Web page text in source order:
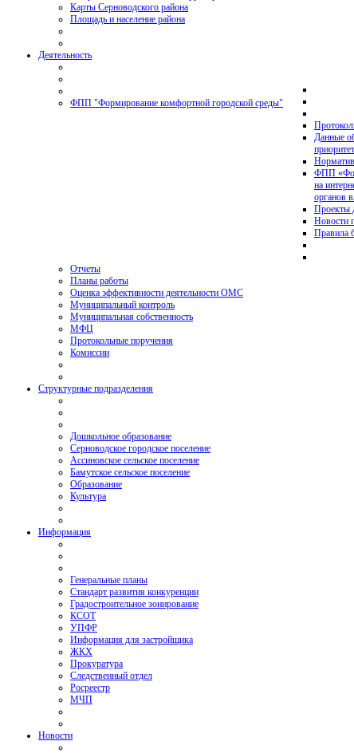
Карты Серноводского района
Площадь и население района
Деятельность
ФПП "Формирование комфортной городской среды"
Данные
ФПП
на
органов
Проекты
Новости
Правила
Отчеты
Планы работы
Оценка эффективности деятельности ОМС
Муниципальный контроль
Муниципальная собственность
МФЦ
Протокольные поручения
Комиссии
Структурные подразделения
Дошкольное образование
Серноводское городское поселение
Ассиновское сельское поселение
Бамутское сельское поселение
Образование
Культура
Информация
Генеральные планы
Стандарт развития конкуренции
Градостроительное зонирование
КСОТ
УПФР
Информация для застройщика
ЖКХ
Прокуратура
Следственный отдел
Росреестр
МЧП
Новости